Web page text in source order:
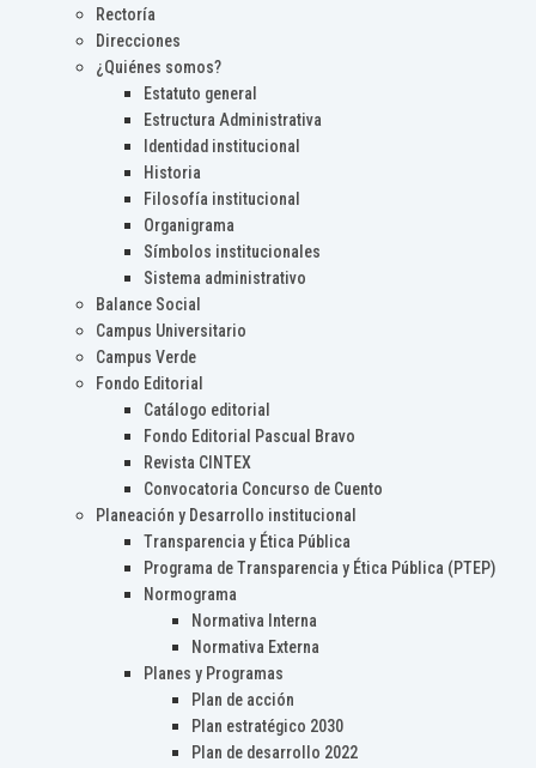
Rectoría
Direcciones
¿Quiénes somos?
Estatuto general
Estructura Administrativa
Identidad institucional
Historia
Filosofía institucional
Organigrama
Símbolos institucionales
Sistema administrativo
Balance Social
Campus Universitario
Campus Verde
Fondo Editorial
Catálogo editorial
Fondo Editorial Pascual Bravo
Revista CINTEX
Convocatoria Concurso de Cuento
Planeación y Desarrollo institucional
Transparencia y Ética Pública
Programa de Transparencia y Ética Pública (PTEP)
Normograma
Normativa Interna
Normativa Externa
Planes y Programas
Plan de acción
Plan estratégico 2030
Plan de desarrollo 2022